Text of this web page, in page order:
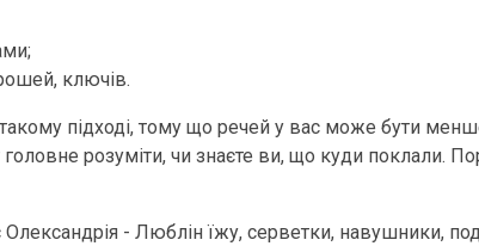
ключів.
підході, тому що речей у вас може бути
головне розуміти, чи знаєте ви, що куди поклали.
Олександрія - Люблін їжу, серветки, навушники,